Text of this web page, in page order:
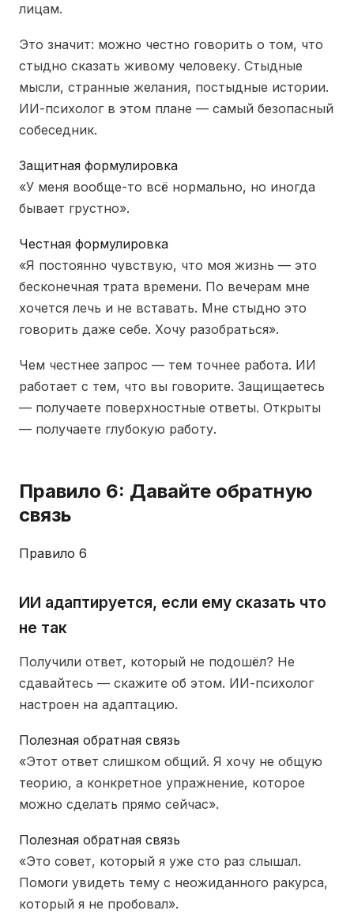
лицам.
Это значит: можно честно говорить о том, что
стыдно сказать живому человеку. Стыдные
мысли, странные желания, постыдные истории.
ИИ-психолог в этом плане — самый безопасный
собеседник.
Защитная формулировка
«У меня вообще-то всё нормально, но иногда
бывает грустно».
Честная формулировка
«Я постоянно чувствую, что моя жизнь — это
бесконечная трата времени. По вечерам мне
хочется лечь и не вставать. Мне стыдно это
говорить даже себе. Хочу разобраться».
Чем честнее запрос — тем точнее работа. ИИ
работает с тем, что вы говорите. Защищаетесь
— получаете поверхностные ответы. Открыты
— получаете глубокую работу.
Правило 6: Давайте обратную
связь
Правило 6
ИИ адаптируется, если ему сказать что
не так
Получили ответ, который не подошёл? Не
сдавайтесь — скажите об этом. ИИ-психолог
настроен на адаптацию.
Полезная обратная связь
«Этот ответ слишком общий. Я хочу не общую
теорию, а конкретное упражнение, которое
можно сделать прямо сейчас».
Полезная обратная связь
«Это совет, который я уже сто раз слышал.
Помоги увидеть тему с неожиданного ракурса,
который я не пробовал».